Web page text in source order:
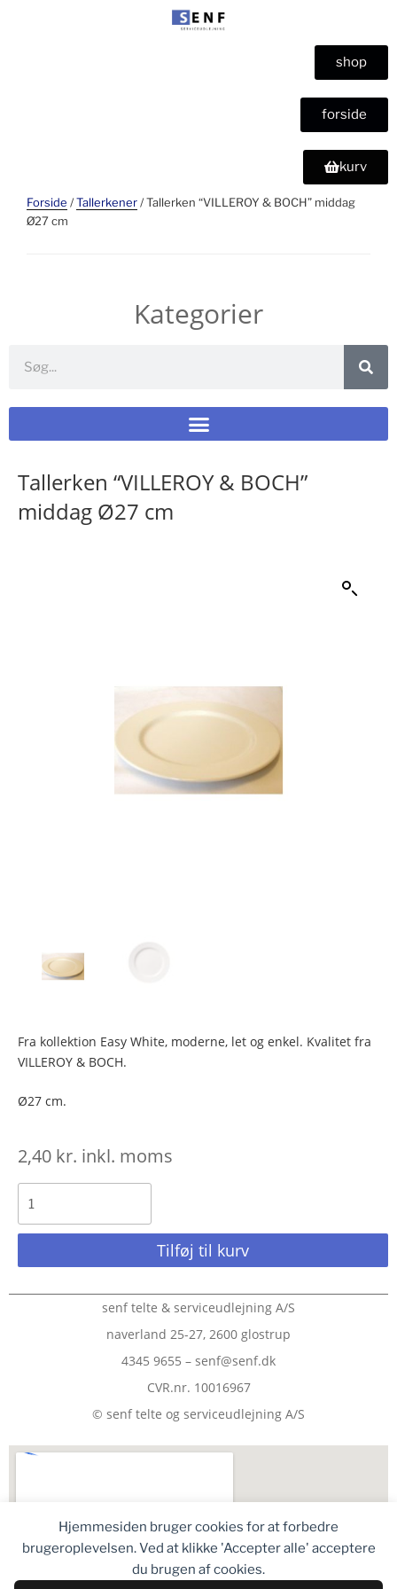
Hjemmesiden bruger cookies for at forbedre
brugeroplevelsen. Ved at klikke 'Accepter alle' acceptere
du brugen af cookies.
shop
forside
kurv
Forside /Tallerkener/ Tallerken “VILLEROY & BOCH” middag
Ø27 cm
Kategorier
Tallerken “VILLEROY & BOCH”
middag Ø27 cm
Fra kollektion Easy White, moderne, let og enkel. Kvalitet fra
VILLEROY & BOCH.
Ø27 cm.
2,40 kr. inkl. moms
Tilføj til kurv
senf telte & serviceudlejning A/S
naverland 25-27, 2600 glostrup
4345 9655 – senf@senf.dk
CVR.nr. 10016967
© senf telte og serviceudlejning A/S